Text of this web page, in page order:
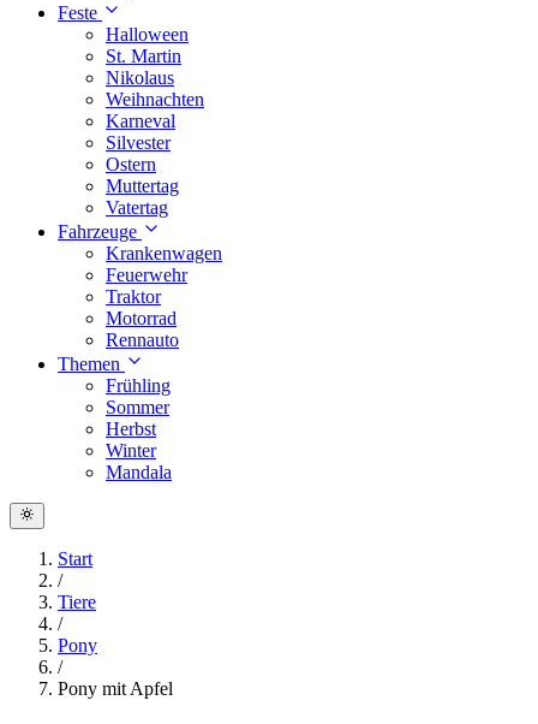
Feste
Halloween
St. Martin
Nikolaus
Weihnachten
Karneval
Silvester
Ostern
Muttertag
Vatertag
Fahrzeuge
Krankenwagen
Feuerwehr
Traktor
Motorrad
Rennauto
Themen
Frühling
Sommer
Herbst
Winter
Mandala
Start
/
Tiere
/
Pony
/
Pony mit Apfel